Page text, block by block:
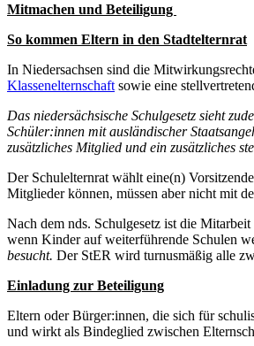
Mitmachen und Beteiligung
So kommen Eltern in den Stadtelternrat
In Niedersachsen sind die
Klassenelternschaft sowie eine
Das niedersächsische Schulgesetz sieht
Schüler:innen mit ausländischer
zusätzliches Mitglied und ein zusätzliches
Der Schulelternrat wählt eine(n)
Mitglieder können, müssen aber nicht mit
Nach dem nds. Schulgesetz ist die
wenn Kinder auf weiterführende Schulen
besucht. Der StER wird turnusmäßig alle
Einladung zur Beteiligung
Eltern oder Bürger:innen, die sich für
und wirkt als Bindeglied zwischen